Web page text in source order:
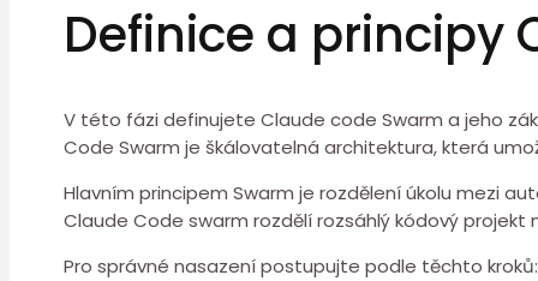
Definice a principy
V této fázi definujete Claude code Swarm a jeho
Code Swarm⁣ je škálovatelná architektura, která
Hlavním principem Swarm je rozdělení úkolu mezi
Claude Code swarm rozdělí rozsáhlý kódový projekt
Pro správné nasazení ⁤postupujte podle těchto kroků: